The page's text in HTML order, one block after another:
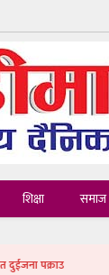
शिक्षा समाज
•रुख काट्ने